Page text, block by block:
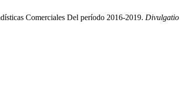
Comerciales Del período 2016-2019. Divulgatio